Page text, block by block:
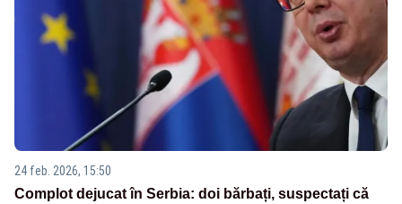
24 feb. 2026, 15:50
Complot dejucat în Serbia: doi bărbați, suspectați că